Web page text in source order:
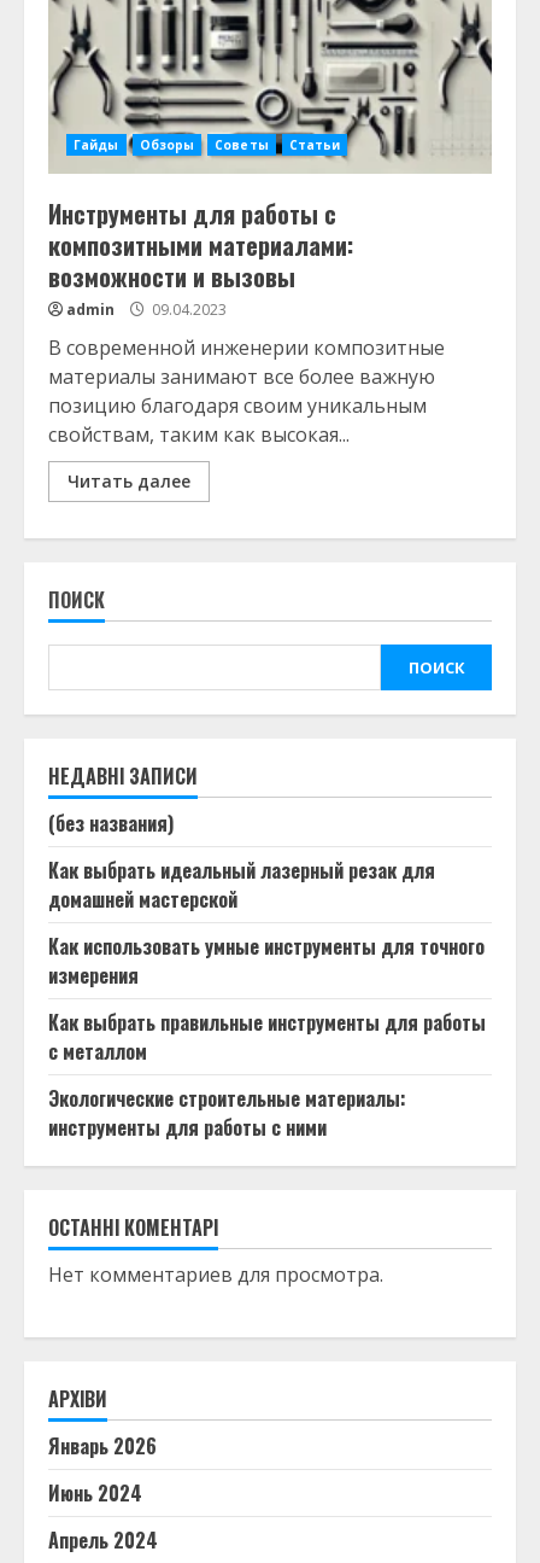
Гайды Обзоры Советы Статьи
Инструменты для работы с
композитными материалами:
возможности и вызовы
admin 09.04.2023
В современной инженерии композитные
материалы занимают все более важную
позицию благодаря своим уникальным
свойствам, таким как высокая...
Читать далее
ПОИСК
ПОИСК
НЕДАВНІ ЗАПИСИ
(без названия)
Как выбрать идеальный лазерный резак для
домашней мастерской
Как использовать умные инструменты для точного
измерения
Как выбрать правильные инструменты для работы
с металлом
Экологические строительные материалы:
инструменты для работы с ними
ОСТАННІ КОМЕНТАРІ
Нет комментариев для просмотра.
АРХІВИ
Январь 2026
Июнь 2024
Апрель 2024